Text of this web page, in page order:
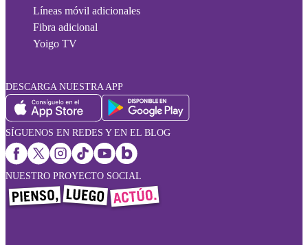
Líneas móvil adicionales
Fibra adicional
Yoigo TV
DESCARGA NUESTRA APP
SÍGUENOS EN REDES Y EN EL BLOG
NUESTRO PROYECTO SOCIAL